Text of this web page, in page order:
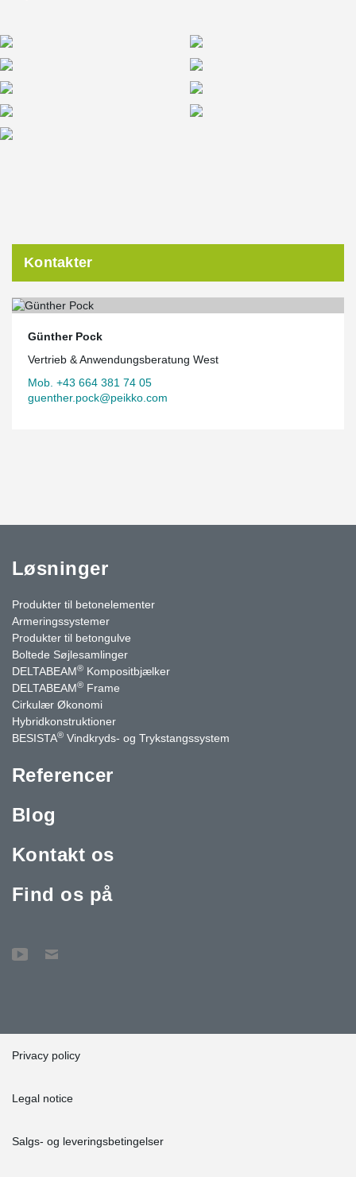
Kontakter
Günther Pock
Vertrieb & Anwendungsberatung West
Mob. +43 664 381 74 05
guenther.pock@peikko.com
Løsninger
Produkter til betonelementer
Armeringssystemer
Produkter til betongulve
Boltede Søjlesamlinger
DELTABEAM® Kompositbjælker
DELTABEAM® Frame
Cirkulær Økonomi
Hybridkonstruktioner
BESISTA® Vindkryds- og Trykstangssystem
Referencer
Blog
Kontakt os
Find os på
Privacy policy
Legal notice
Salgs- og leveringsbetingelser